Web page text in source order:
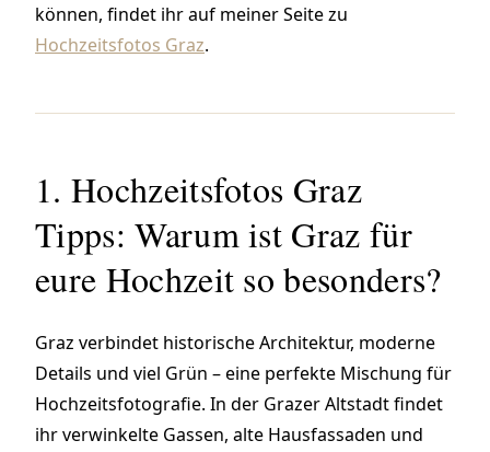
können, findet ihr auf meiner Seite zu
Hochzeitsfotos Graz.
1. Hochzeitsfotos Graz
Tipps: Warum ist Graz für
eure Hochzeit so besonders?
Graz verbindet historische Architektur, moderne
Details und viel Grün – eine perfekte Mischung für
Hochzeitsfotografie. In der Grazer Altstadt findet
ihr verwinkelte Gassen, alte Hausfassaden und